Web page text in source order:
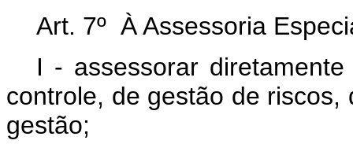
Art. 7º À Assessoria
I - assessorar
controle, de gestão de
gestão;